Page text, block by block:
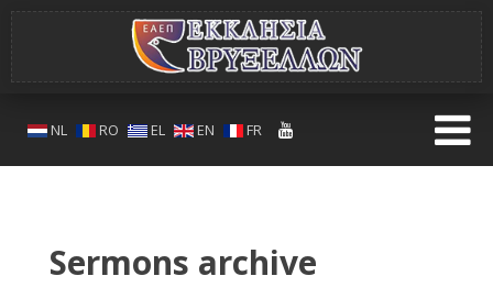
NL RO EL EN FR
Sermons archive